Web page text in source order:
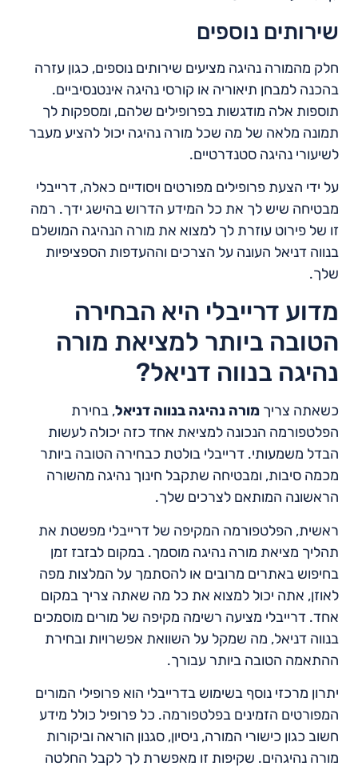
שירותים נוספים
חלק מהמורה נהיגה מציעים שירותים נוספים, כגון עזרה
בהכנה למבחן תיאוריה או קורסי נהיגה אינטנסיביים.
תוספות אלה מודגשות בפרופילים שלהם, ומספקות לך
תמונה מלאה של מה שכל מורה נהיגה יכול להציע מעבר
לשיעורי נהיגה סטנדרטיים.
על ידי הצעת פרופילים מפורטים ויסודיים כאלה, דרייבלי
מבטיחה שיש לך את כל המידע הדרוש בהישג ידך. רמה
זו של פירוט עוזרת לך למצוא את מורה הנהיגה המושלם
בנווה דניאל העונה על הצרכים וההעדפות הספציפיות
שלך.
מדוע דרייבלי היא הבחירה
הטובה ביותר למציאת מורה
נהיגה בנווה דניאל?
כשאתה צריך מורה נהיגה בנווה דניאל, בחירת
הפלטפורמה הנכונה למציאת אחד כזה יכולה לעשות
הבדל משמעותי. דרייבלי בולטת כבחירה הטובה ביותר
מכמה סיבות, ומבטיחה שתקבל חינוך נהיגה מהשורה
הראשונה המותאם לצרכים שלך.
ראשית, הפלטפורמה המקיפה של דרייבלי מפשטת את
תהליך מציאת מורה נהיגה מוסמך. במקום לבזבז זמן
בחיפוש באתרים מרובים או להסתמך על המלצות מפה
לאוזן, אתה יכול למצוא את כל מה שאתה צריך במקום
אחד. דרייבלי מציעה רשימה מקיפה של מורים מוסמכים
בנווה דניאל, מה שמקל על השוואת אפשרויות ובחירת
ההתאמה הטובה ביותר עבורך.
יתרון מרכזי נוסף בשימוש בדרייבלי הוא פרופילי המורים
המפורטים הזמינים בפלטפורמה. כל פרופיל כולל מידע
חשוב כגון כישורי המורה, ניסיון, סגנון הוראה וביקורות
מורה נהיגהים. שקיפות זו מאפשרת לך לקבל החלטה